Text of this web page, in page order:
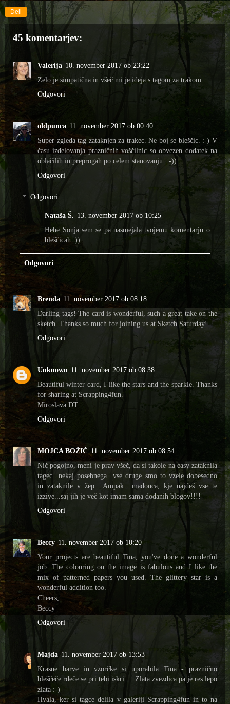
Deli
45 komentarjev:
Valerija 10. november 2017 ob 23:22
Zelo je simpatična in všeč mi je ideja s tagom za trakom.
Odgovori
oldpunca 11. november 2017 ob 00:40
Super zgleda tag zataknjen za trakec. Ne boj se bleščic. :-) V
času izdelovanja prazničnih voščilnic so obvezen dodatek na
oblačilih in preprogah po celem stanovanju. :-))
Odgovori
Odgovori
Nataša Š. 13. november 2017 ob 10:25
Hehe Sonja sem se pa nasmejala tvojemu komentarju o
bleščicah :))
Odgovori
Brenda 11. november 2017 ob 08:18
Darling tags! The card is wonderful, such a great take on the
sketch. Thanks so much for joining us at Sketch Saturday!
Odgovori
Unknown 11. november 2017 ob 08:38
Beautiful winter card, I like the stars and the sparkle. Thanks
for sharing at Scrapping4fun.
Miroslava DT
Odgovori
MOJCA BOŽIČ 11. november 2017 ob 08:54
Nič pogojno, meni je prav všeč, da si takole na easy zataknila
tagec...nekaj posebnega...vse druge smo to vzele dobesedno
in zataknile v žep....Ampak....madonca, kje najdeš vse te
izzive...saj jih je več kot imam sama dodanih blogov!!!!
Odgovori
Beccy 11. november 2017 ob 10:20
Your projects are beautiful Tina, you've done a wonderful
job. The colouring on the image is fabulous and I like the
mix of patterned papers you used. The glittery star is a
wonderful addition too.
Cheers,
Beccy
Odgovori
Majda 11. november 2017 ob 13:53
Krasne barve in vzorčke si uporabila Tina - praznično
bleščeče rdeče se pri tebi iskri ... Zlata zvezdica pa je res lepo
zlata :-)
Hvala, ker si tagce delila v galeriji Scrapping4fun in to na